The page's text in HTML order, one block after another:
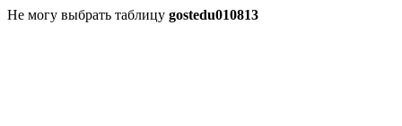
Не могу выбрать таблицу gostedu010813